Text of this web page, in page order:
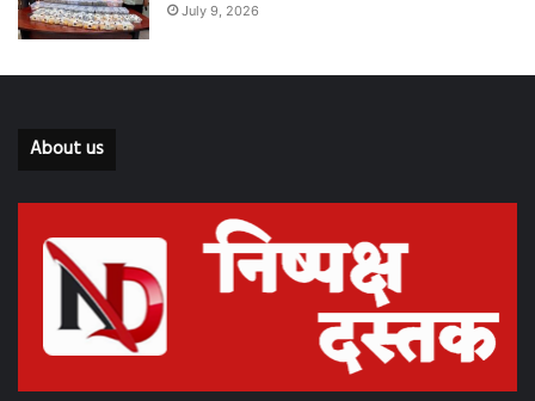
July 9, 2026
About us